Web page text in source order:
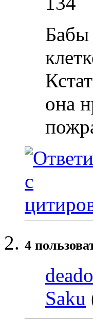
Бабы
она
4
Saku